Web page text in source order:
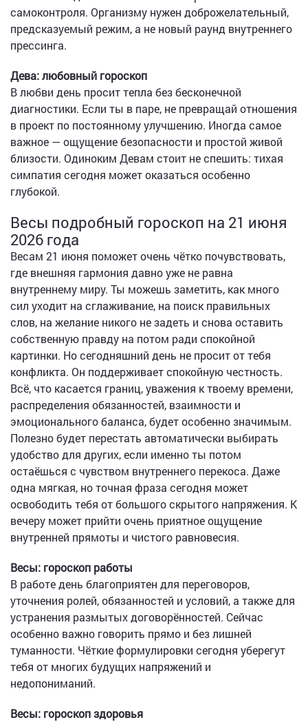
самоконтроля. Организму нужен доброжелательный,
предсказуемый режим, а не новый раунд внутреннего
прессинга.
Дева: любовный гороскоп
В любви день просит тепла без бесконечной
диагностики. Если ты в паре, не превращай отношения
в проект по постоянному улучшению. Иногда самое
важное — ощущение безопасности и простой живой
близости. Одиноким Девам стоит не спешить: тихая
симпатия сегодня может оказаться особенно
глубокой.
Весы подробный гороскоп на 21 июня
2026 года
Весам 21 июня поможет очень чётко почувствовать,
где внешняя гармония давно уже не равна
внутреннему миру. Ты можешь заметить, как много
сил уходит на сглаживание, на поиск правильных
слов, на желание никого не задеть и снова оставить
собственную правду на потом ради спокойной
картинки. Но сегодняшний день не просит от тебя
конфликта. Он поддерживает спокойную честность.
Всё, что касается границ, уважения к твоему времени,
распределения обязанностей, взаимности и
эмоционального баланса, будет особенно значимым.
Полезно будет перестать автоматически выбирать
удобство для других, если именно ты потом
остаёшься с чувством внутреннего перекоса. Даже
одна мягкая, но точная фраза сегодня может
освободить тебя от большого скрытого напряжения. К
вечеру может прийти очень приятное ощущение
внутренней прямоты и чистого равновесия.
Весы: гороскоп работы
В работе день благоприятен для переговоров,
уточнения ролей, обязанностей и условий, а также для
устранения размытых договорённостей. Сейчас
особенно важно говорить прямо и без лишней
туманности. Чёткие формулировки сегодня уберегут
тебя от многих будущих напряжений и
недопониманий.
Весы: гороскоп здоровья